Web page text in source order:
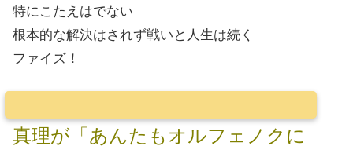
特にこたえはでない
根本的な解決はされず戦いと人生は続く
ファイズ！
真理が「あんたもオルフェノクに